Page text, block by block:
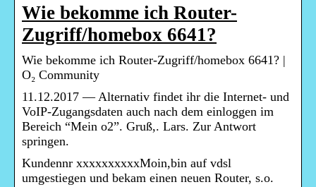
Wie bekomme ich Router-
Zugriff/homebox 6641?
Wie bekomme ich Router-Zugriff/homebox 6641? |
O₂ Community
11.12.2017 — Alternativ findet ihr die Internet- und
VoIP-Zugangsdaten auch nach dem einloggen im
Bereich “Mein o2”. Gruß,. Lars. Zur Antwort
springen.
Kundennr xxxxxxxxxxMoin,bin auf vdsl
umgestiegen und bekam einen neuen Router, s.o.